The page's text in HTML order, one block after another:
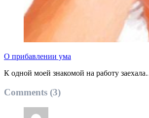
О прибавлении ума
К одной моей знакомой на работу
Comments (3)